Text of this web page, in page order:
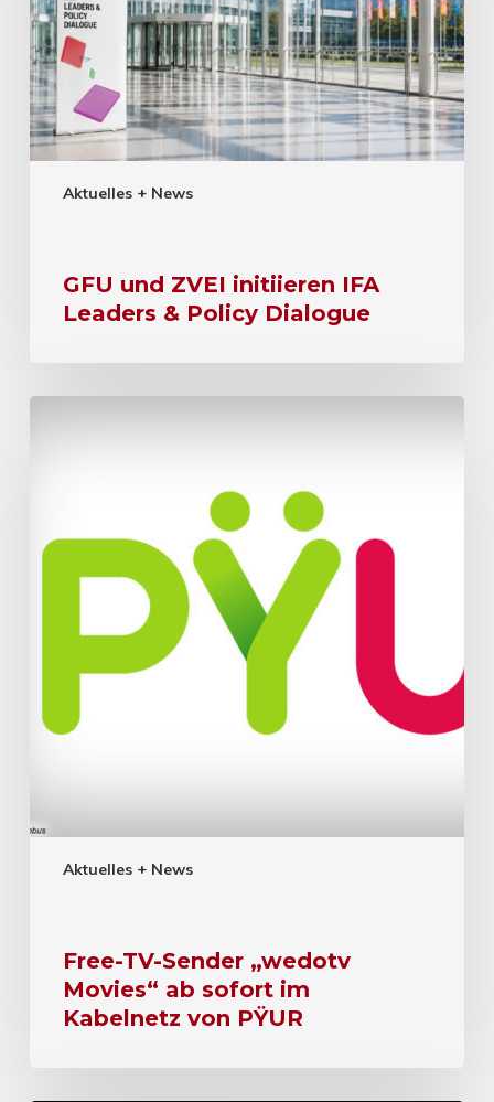
Aktuelles + News
GFU und ZVEI initiieren IFA
Leaders & Policy Dialogue
Aktuelles + News
Free-TV-Sender „wedotv
Movies“ ab sofort im
Kabelnetz von PŸUR